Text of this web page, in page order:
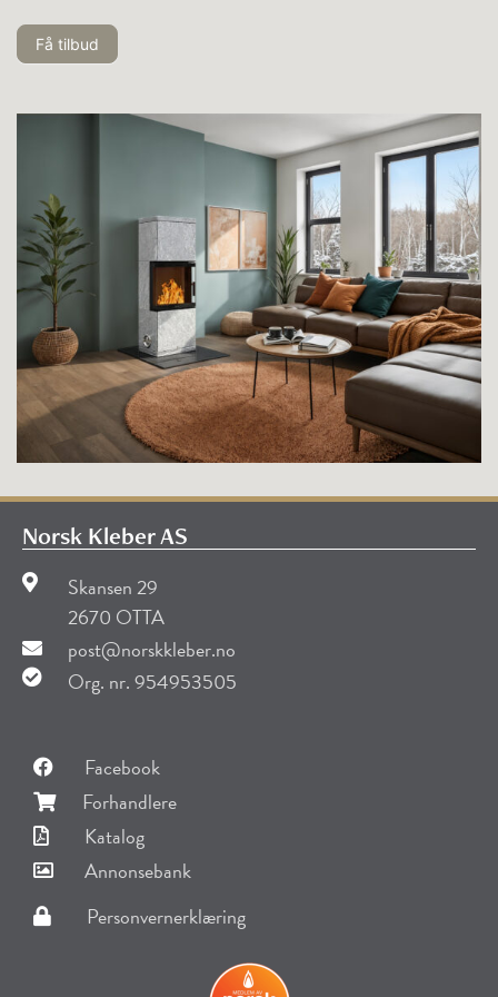
Oslo
Få tilbud
Norsk Kleber AS
Skansen 29
2670 OTTA
post@norskkleber.no
Org. nr. 954953505
Facebook
Forhandlere
Katalog
Annonsebank
Personvernerklæring